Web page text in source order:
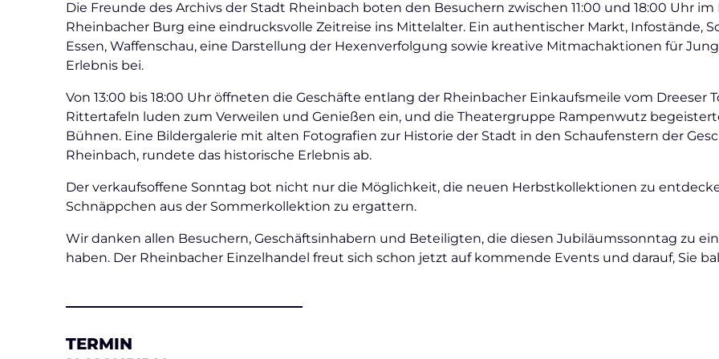
Die Freunde des Archivs der Stadt Rheinbach boten den Besuchern zwischen 11:00 und 18:00 Uhr
Rheinbacher Burg eine eindrucksvolle Zeitreise ins Mittelalter. Ein authentischer Markt, Infostände,
Essen, Waffenschau, eine Darstellung der Hexenverfolgung sowie kreative Mitmachaktionen für
Erlebnis bei.
Von 13:00 bis 18:00 Uhr öffneten die Geschäfte entlang der Rheinbacher Einkaufsmeile vom Dreeser
Rittertafeln luden zum Verweilen und Genießen ein, und die Theatergruppe Rampenwutz
Bühnen. Eine Bildergalerie mit alten Fotografien zur Historie der Stadt in den Schaufenstern der
Rheinbach, rundete das historische Erlebnis ab.
Der verkaufsoffene Sonntag bot nicht nur die Möglichkeit, die neuen Herbstkollektionen zu
Schnäppchen aus der Sommerkollektion zu ergattern.
Wir danken allen Besuchern, Geschäftsinhabern und Beteiligten, die diesen Jubiläumssonntag zu
haben. Der Rheinbacher Einzelhandel freut sich schon jetzt auf kommende Events und darauf, Sie
TERMIN